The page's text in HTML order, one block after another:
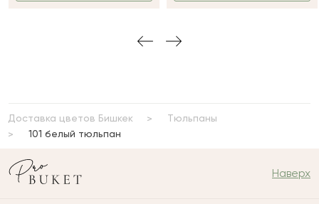
Доставка цветов Бишкек
Тюльпаны
101 белый тюльпан
Наверх